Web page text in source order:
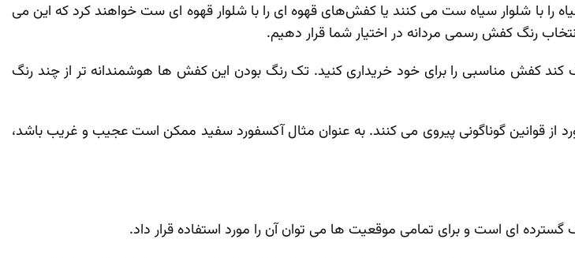
را با شلوار سیاه ست می ‌کنند یا کفش‌های قهوه ‌ای را با شلوار قهوه‌ ای ست خواهند کرد که این می
رنگ کفش رسمی مردانه در اختیار شما قرار دهیم.
کفش مناسبی را برای خود خریداری کنید. تک رنگ بودن این کفش ‌ها هوشمندانه‌ تر از چند رنگ
قوانین گوناگونی پیروی می‌ کنند. به‌ عنوان مثال آکسفورد سفید ممکن است عجیب‌ و غریب باشد،
‌ای است و برای تمامی موقعیت‌ ها می‌ توان آن را مورد استفاده قرار داد.